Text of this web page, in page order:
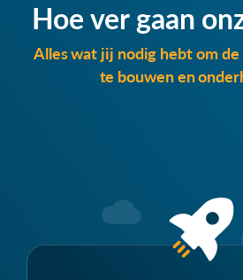
Hoe ver gaan
Alles wat jij nodig hebt om
te bouwen en